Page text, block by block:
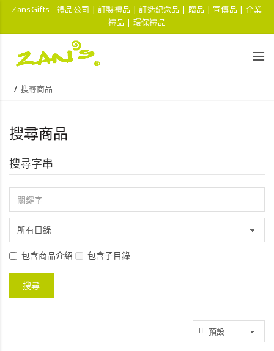
ZansGifts - 禮品公司 | 訂製禮品 | 訂造紀念品 | 贈品 | 宣傳品 | 企業
禮品 | 環保禮品
搜尋商品
搜尋商品
搜尋字串
包含商品介紹 包含子目錄